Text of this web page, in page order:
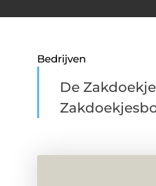
Bedrijven
De